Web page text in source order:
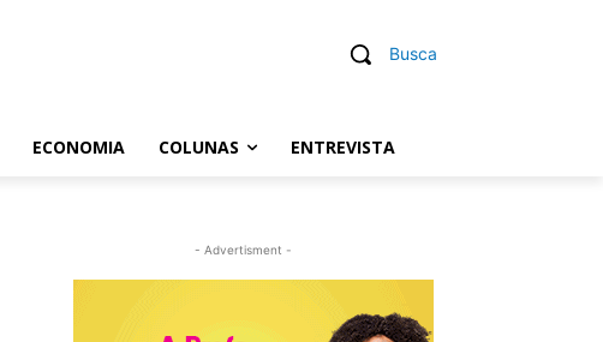
Busca
ECONOMIA COLUNAS ENTREVISTA
- Advertisment -